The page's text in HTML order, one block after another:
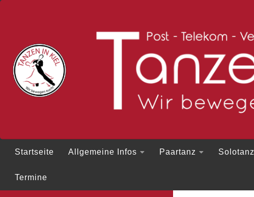
Startseite Allgemeine Infos Paartanz Solotanz
Termine